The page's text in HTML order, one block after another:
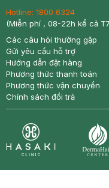
Hotline: 1800 6324
(Miễn phí , 08-22h kể cả
Các câu hỏi thường gặp
Gửi yêu cầu hỗ trợ
Hướng dẫn đặt hàng
Phương thức thanh toán
Phương thức vận chuyển
Chính sách đổi trả